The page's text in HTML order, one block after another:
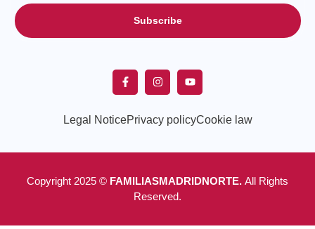
Subscribe
Legal NoticePrivacy policyCookie law
Copyright 2025 © FAMILIASMADRIDNORTE. All Rights
Reserved.